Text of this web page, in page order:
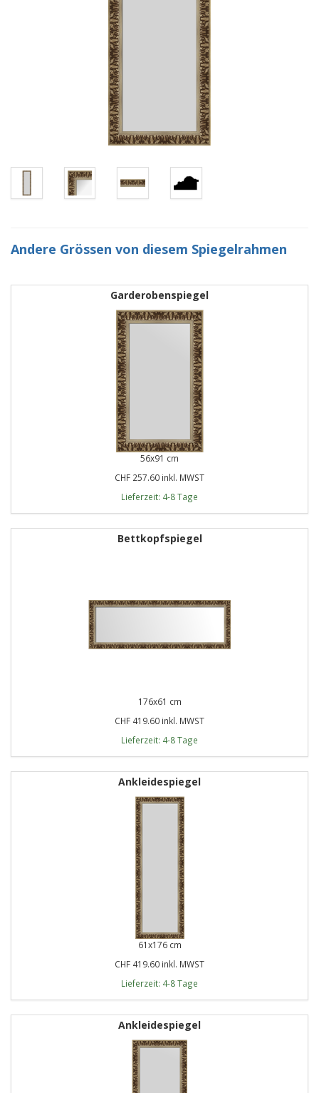
Andere Grössen von diesem Spiegelrahmen
Garderobenspiegel
56x91 cm
CHF 257.60 inkl. MWST
Lieferzeit: 4-8 Tage
Bettkopfspiegel
176x61 cm
CHF 419.60 inkl. MWST
Lieferzeit: 4-8 Tage
Ankleidespiegel
61x176 cm
CHF 419.60 inkl. MWST
Lieferzeit: 4-8 Tage
Ankleidespiegel